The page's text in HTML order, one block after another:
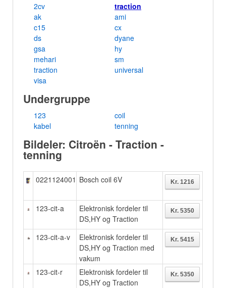
2cv
traction
ak
ami
c15
cx
ds
dyane
gsa
hy
mehari
sm
traction
universal
visa
Undergruppe
123
coil
kabel
tenning
Bildeler: Citroën - Traction -
tenning
0221124001 Bosch coil 6V
123-cit-a Elektronisk fordeler til
DS,HY og Traction
123-cit-a-v
Elektronisk fordeler til
DS,HY og Traction med
vakum
123-cit-r
Elektronisk fordeler til
DS,HY og Traction